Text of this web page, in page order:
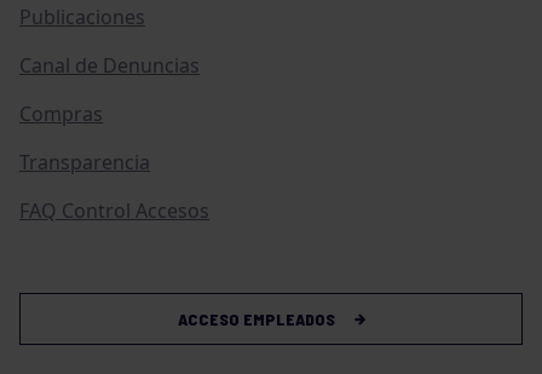
Publicaciones
Canal de Denuncias
Compras
Transparencia
FAQ Control Accesos
ACCESO EMPLEADOS